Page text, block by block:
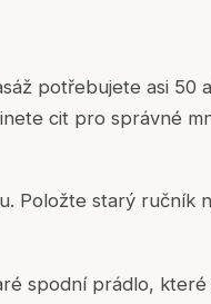
potřebujete asi 50
cit pro správné
Položte starý ručník
spodní prádlo, které